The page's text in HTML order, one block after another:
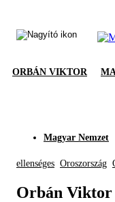
ORBÁN VIKTOR
Magyar Nemzet
ellenséges Oroszország
Orbán Viktor